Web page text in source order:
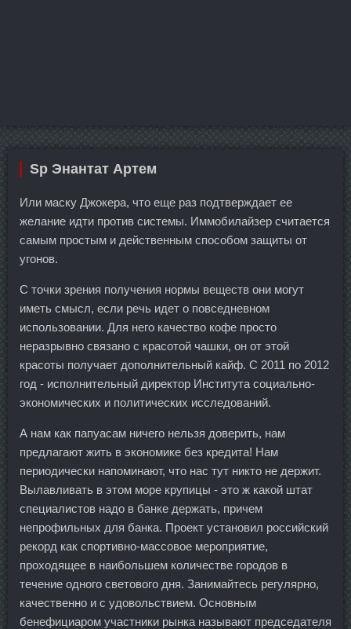
Sp Энантат Артем
Или маску Джокера, что еще раз подтверждает ее
желание идти против системы. Иммобилайзер считается
самым простым и действенным способом защиты от
угонов.
С точки зрения получения нормы веществ они могут
иметь смысл, если речь идет о повседневном
использовании. Для него качество кофе просто
неразрывно связано с красотой чашки, он от этой
красоты получает дополнительный кайф. С 2011 по 2012
год - исполнительный директор Института социально-
экономических и политических исследований.
А нам как папуасам ничего нельзя доверить, нам
предлагают жить в экономике без кредита! Нам
периодически напоминают, что нас тут никто не держит.
Вылавливать в этом море крупицы - это ж какой штат
специалистов надо в банке держать, причем
непрофильных для банка. Проект установил российский
рекорд как спортивно-массовое мероприятие,
проходящее в наибольшем количестве городов в
течение одного светового дня. Занимайтесь регулярно,
качественно и с удовольствием. Основным
бенефициаром участники рынка называют председателя